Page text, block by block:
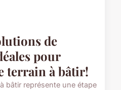
de
pour
terrain à bâtir!
bâtir représente une étape